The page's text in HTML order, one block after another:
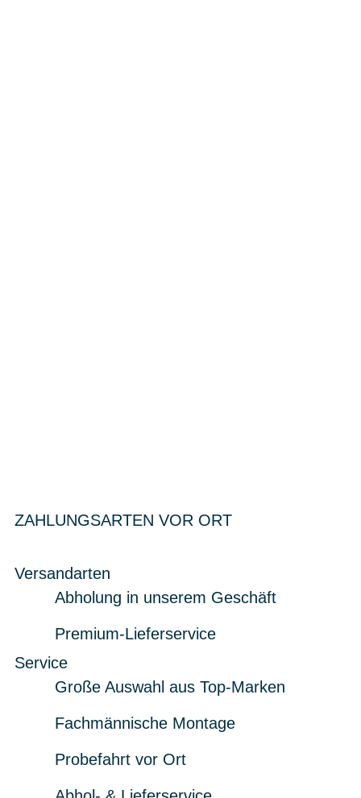
ZAHLUNGSARTEN VOR ORT
Versandarten
Abholung in unserem Geschäft
Premium-Lieferservice
Service
Große Auswahl aus Top-Marken
Fachmännische Montage
Probefahrt vor Ort